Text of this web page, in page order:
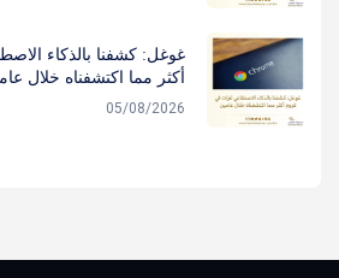
غوغل: كشفنا بالذكاء
أكثر مما اكتشفناه خلال
05/08/2026